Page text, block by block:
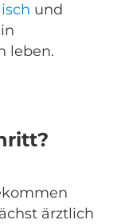
und
leben.
ärztlich